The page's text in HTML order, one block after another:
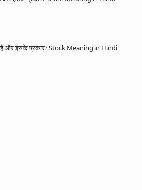
है और इसके प्रकार? Stock Meaning in Hindi